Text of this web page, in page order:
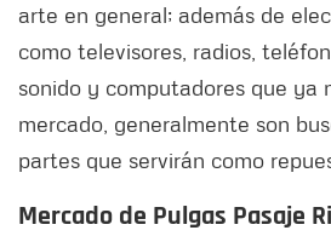
arte en general; además de
como televisores, radios,
sonido y computadores que ya
mercado, generalmente son
partes que servirán como
Mercado de Pulgas Pasaje